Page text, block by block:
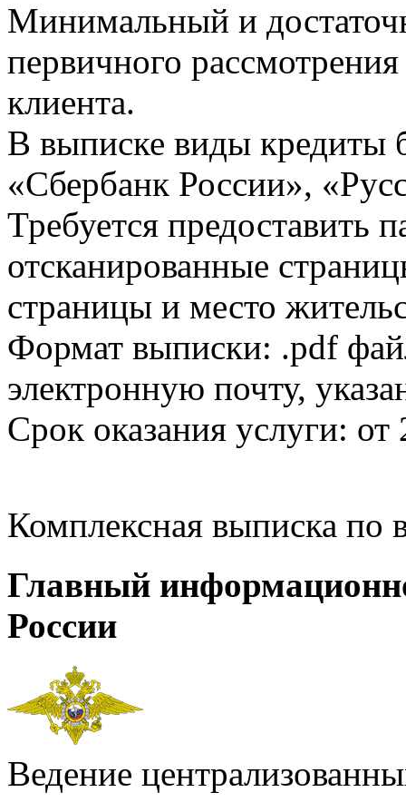
Минимальный и
первичного
клиента.
В выписке виды кредиты
«Сбербанк России»,
Требуется предоставить
отсканированные
страницы и место
Формат выписки: .pdf
электронную почту,
Срок оказания услуги: от
Комплексная выписка
Главный
России
Ведение